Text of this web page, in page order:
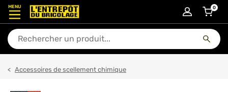
MENU
En quoi puis-je vous aider ?
0article
Accessoires de scellement chimique